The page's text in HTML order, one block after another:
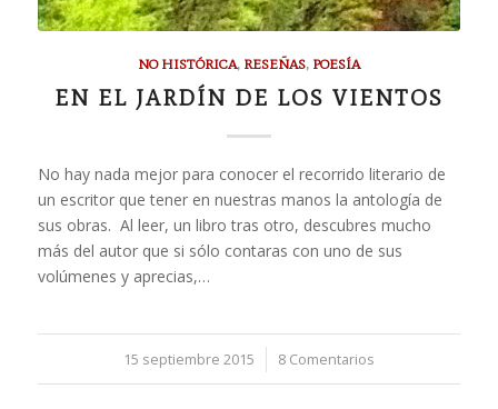
NO HISTÓRICA, RESEÑAS, POESÍA
EN EL JARDÍN DE LOS VIENTOS
No hay nada mejor para conocer el recorrido literario de
un escritor que tener en nuestras manos la antología de
sus obras. Al leer, un libro tras otro, descubres mucho
más del autor que si sólo contaras con uno de sus
volúmenes y aprecias,…
15 septiembre 2015
/ 8 Comentarios